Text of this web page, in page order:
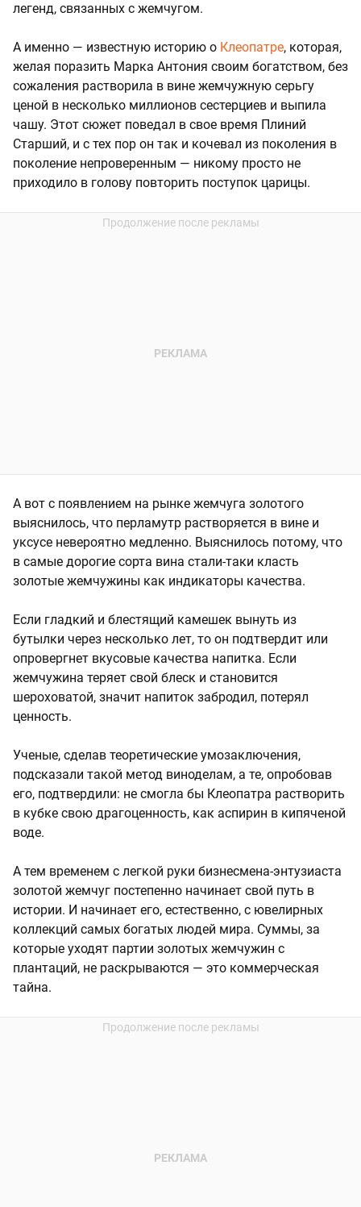
легенд, связанных с жемчугом.
А именно — известную историю о Клеопатре, которая,
желая поразить Марка Антония своим богатством, без
сожаления растворила в вине жемчужную серьгу
ценой в несколько миллионов сестерциев и выпила
чашу. Этот сюжет поведал в свое время Плиний
Старший, и с тех пор он так и кочевал из поколения в
поколение непроверенным — никому просто не
приходило в голову повторить поступок царицы.
А вот с появлением на рынке жемчуга золотого
выяснилось, что перламутр растворяется в вине и
уксусе невероятно медленно. Выяснилось потому, что
в самые дорогие сорта вина стали-таки класть
золотые жемчужины как индикаторы качества.
Если гладкий и блестящий камешек вынуть из
бутылки через несколько лет, то он подтвердит или
опровергнет вкусовые качества напитка. Если
жемчужина теряет свой блеск и становится
шероховатой, значит напиток забродил, потерял
ценность.
Ученые, сделав теоретические умозаключения,
подсказали такой метод виноделам, а те, опробовав
его, подтвердили: не смогла бы Клеопатра растворить
в кубке свою драгоценность, как аспирин в кипяченой
воде.
А тем временем с легкой руки бизнесмена-энтузиаста
золотой жемчуг постепенно начинает свой путь в
истории. И начинает его, естественно, с ювелирных
коллекций самых богатых людей мира. Суммы, за
которые уходят партии золотых жемчужин с
плантаций, не раскрываются — это коммерческая
тайна.